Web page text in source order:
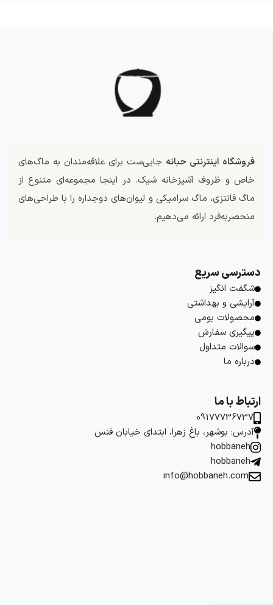
فروشگاه اینترنتی حبانه جایی‌ست برای علاقه‌مندان به ماگ‌های
خاص و ظروف آشپزخانه شیک. در اینجا مجموعه‌ای متنوع از
ماگ فانتزی، ماگ سرامیکی و لیوان‌های دوجداره را با طراحی‌های
منحصربه‌فرد ارائه می‌دهیم.
دسترسی سریع
شگفت انگیز
آرایشی و بهداشتی
محصولات بومی
پیگیری سفارش
سوالات متداول
درباره ما
ارتباط با ما
09177736737
آدرس: بوشهر، باغ زهرا، ابتدای خیابان فنس
hobbaneh
hobbaneh
info@hobbaneh.com